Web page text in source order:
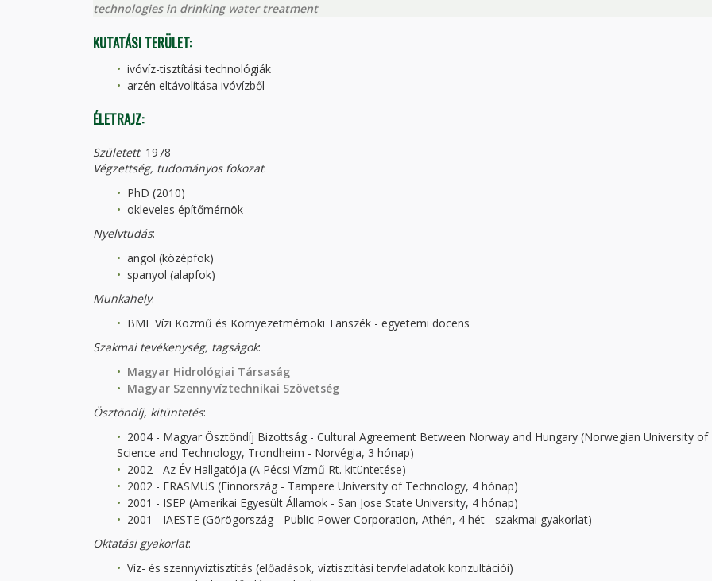
technologies in drinking water treatment
KUTATÁSI TERÜLET:
ivóvíz-tisztítási technológiák
arzén eltávolítása ivóvízből
ÉLETRAJZ:
Született: 1978
Végzettség, tudományos fokozat:
PhD (2010)
okleveles építőmérnök
Nyelvtudás:
angol (középfok)
spanyol (alapfok)
Munkahely:
BME Vízi Közmű és Környezetmérnöki Tanszék - egyetemi docens
Szakmai tevékenység, tagságok:
Magyar Hidrológiai Társaság
Magyar Szennyvíztechnikai Szövetség
Ösztöndíj, kitüntetés:
2004 - Magyar Ösztöndíj Bizottság - Cultural Agreement Between Norway and Hungary (Norwegian University of
Science and Technology, Trondheim - Norvégia, 3 hónap)
2002 - Az Év Hallgatója (A Pécsi Vízmű Rt. kitüntetése)
2002 - ERASMUS (Finnország - Tampere University of Technology, 4 hónap)
2001 - ISEP (Amerikai Egyesült Államok - San Jose State University, 4 hónap)
2001 - IAESTE (Görögország - Public Power Corporation, Athén, 4 hét - szakmai gyakorlat)
Oktatási gyakorlat:
Víz- és szennyvíztisztítás (előadások, víztisztítási tervfeladatok konzultációi)